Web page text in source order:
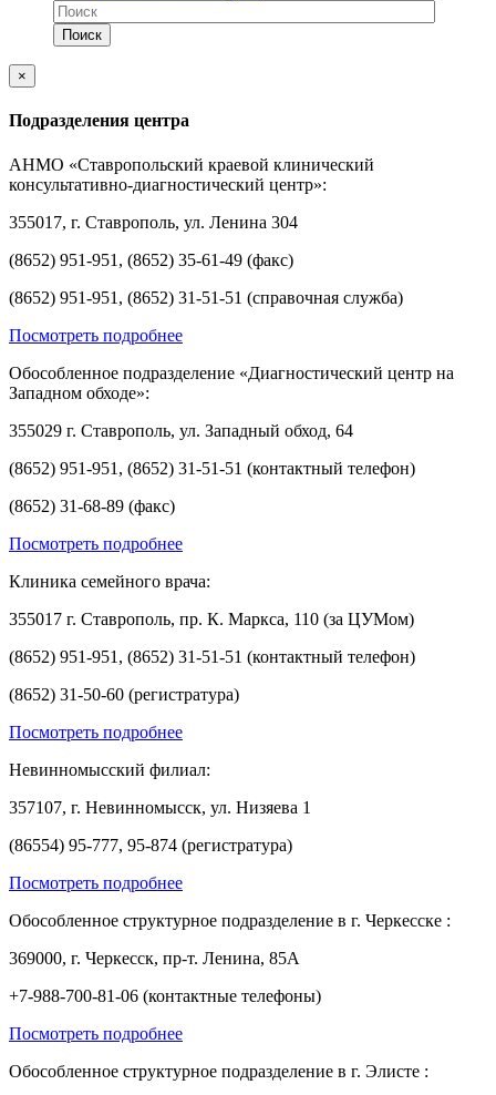
×
Подразделения центра
АНМО «Ставропольский краевой клинический
консультативно-диагностический центр»:
355017, г. Ставрополь, ул. Ленина 304
(8652) 951-951, (8652) 35-61-49 (факс)
(8652) 951-951, (8652) 31-51-51 (справочная служба)
Посмотреть подробнее
Обособленное подразделение «Диагностический центр на
Западном обходе»:
355029 г. Ставрополь, ул. Западный обход, 64
(8652) 951-951, (8652) 31-51-51 (контактный телефон)
(8652) 31-68-89 (факс)
Посмотреть подробнее
Клиника семейного врача:
355017 г. Ставрополь, пр. К. Маркса, 110 (за ЦУМом)
(8652) 951-951, (8652) 31-51-51 (контактный телефон)
(8652) 31-50-60 (регистратура)
Посмотреть подробнее
Невинномысский филиал:
357107, г. Невинномысск, ул. Низяева 1
(86554) 95-777, 95-874 (регистратура)
Посмотреть подробнее
Обособленное структурное подразделение в г. Черкесске :
369000, г. Черкесск, пр-т. Ленина, 85А
+7-988-700-81-06 (контактные телефоны)
Посмотреть подробнее
Обособленное структурное подразделение в г. Элисте :